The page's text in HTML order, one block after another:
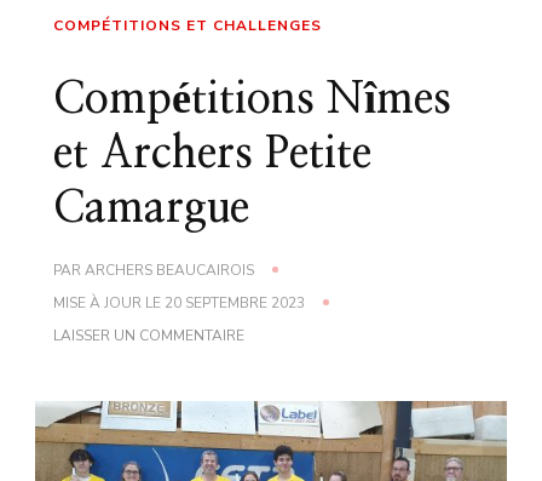
COMPÉTITIONS ET CHALLENGES
Compétitions Nîmes
et Archers Petite
Camargue
PARARCHERS BEAUCAIROIS
MISE À JOUR LE 20 SEPTEMBRE 2023
LAISSER UN COMMENTAIRE